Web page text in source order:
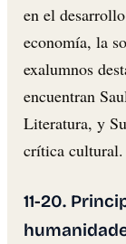
en el
economía, la
exalumnos
encuentran
Literatura, y
crítica cultural.
11-20.